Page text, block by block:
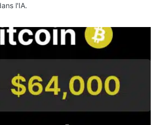
l'IA.
64 000 dollars pendant que les